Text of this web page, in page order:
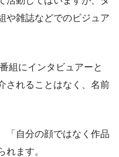
や雑誌などでのビジュア
組にインタビュアーと
されることはなく、名前
「自分の顔ではなく作品
れます。